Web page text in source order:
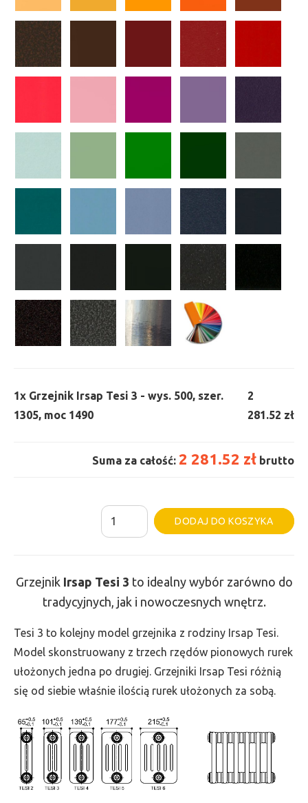
1x Grzejnik Irsap Tesi 3 - wys. 500, szer.
1305, moc 1490
2
281.52 zł
Suma za całość: 2 281.52 zł brutto
ilość
Grzejnik
-
wys.
500,
szer.
1305,
1490
DODAJ DO KOSZYKA
Grzejnik Irsap Tesi 3 to idealny wybór zarówno do
tradycyjnych, jak i nowoczesnych wnętrz.
Tesi 3 to kolejny model grzejnika z rodziny Irsap Tesi.
Model skonstruowany z trzech rzędów pionowych rurek
ułożonych jedna po drugiej. Grzejniki Irsap Tesi różnią
się od siebie właśnie ilością rurek ułożonych za sobą.